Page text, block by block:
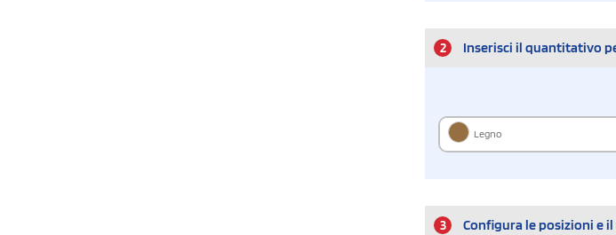
2 Inserisci il quantitativo
Legno
3 Configura le posizioni e